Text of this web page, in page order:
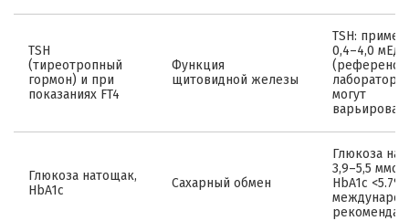
TSH
(тиреотропный
гормон) и при
показаниях FT4
Функция
щитовидной железы
TSH:
0,4–4,0
(референсы
могут
Глюкоза натощак,
HbA1c
Сахарный обмен
Глюкоза
3,9–5,5
HbA1c